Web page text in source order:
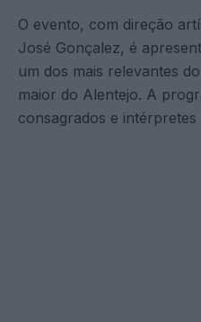
O evento, com direção
José Gonçalez, é
um dos mais relevantes
maior do Alentejo. A
consagrados e intérpretes